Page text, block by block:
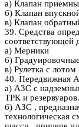
а) Клапан
б) Клапан
в) Клапан
39. Средства
соответствующей
а) Мерники
б)
в) Рулетка с лотом
40. Передвижная
а) АЗС с
ТРК и резервуаров.
б) АЗС ,
технологическая